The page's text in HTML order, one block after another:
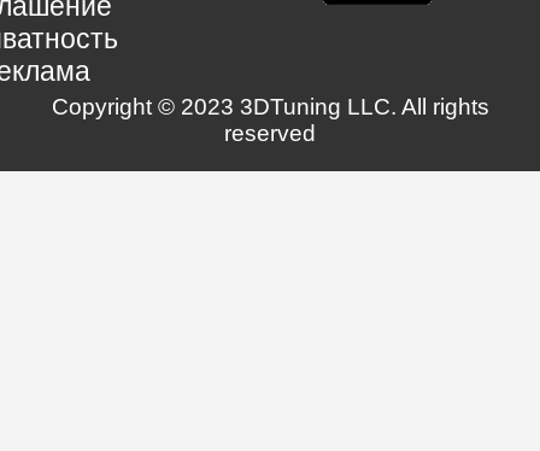
Copyright © 2023 3DTuning LLC. All rights
reserved